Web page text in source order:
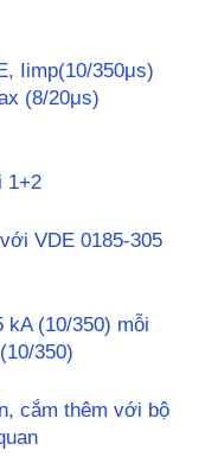
Iimp(10/350μs)
(8/20μs)
1+2
VDE 0185-305
kA (10/350) mỗi
350)
cắm thêm với bộ